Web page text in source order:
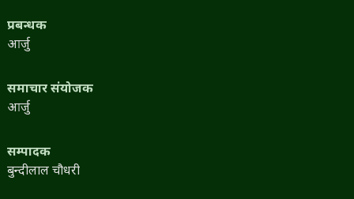
प्रबन्धक
आर्जु
समाचार संयोजक
आर्जु
सम्पादक
बुन्दीलाल चौधरी